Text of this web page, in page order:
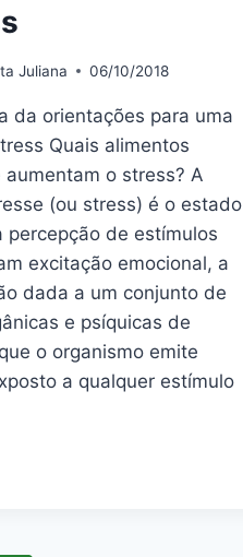
Juliana 06/10/2018
da orientações para uma
Quais alimentos
aumentam o stress? A
(ou stress) é o estado
percepção de estímulos
excitação emocional, a
dada a um conjunto de
e psíquicas de
o organismo emite
a qualquer estímulo